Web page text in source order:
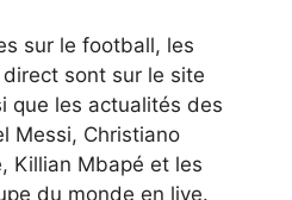
sur le football, les
sont sur le site
que les actualités des
Messi, Christiano
Killian Mbapé et les
du monde en live.